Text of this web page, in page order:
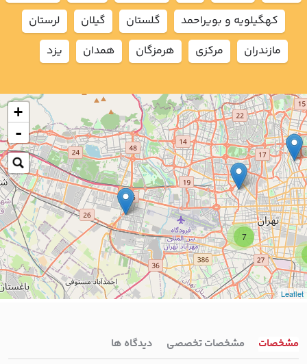
7
+
-
Leaflet
كهگيلويه و بويراحمد
گلستان گيلان
لرستان
مازندران
مركزي هرمزگان همدان يزد
مشخصات مشخصات تخصصی دیدگاه ها